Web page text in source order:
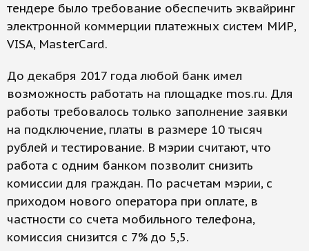
тендере было требование обеспечить эквайринг
электронной коммерции платежных систем МИР,
VISA, MasterCard.
До декабря 2017 года любой банк имел
возможность работать на площадке mos.ru. Для
работы требовалось только заполнение заявки
на подключение, платы в размере 10 тысяч
рублей и тестирование. В мэрии считают, что
работа с одним банком позволит снизить
комиссии для граждан. По расчетам мэрии, с
приходом нового оператора при оплате, в
частности со счета мобильного телефона,
комиссия снизится с 7% до 5,5​.